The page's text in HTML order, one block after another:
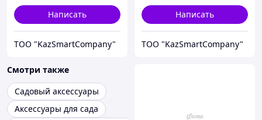
Написать
ТОО "KazSmartCompany"
Написать
ТОО "KazSmartCompany"
Смотри также
Садовый аксессуары
Аксессуары для сада